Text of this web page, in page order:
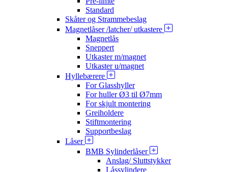
Standard
Skåter og Strammebeslag
Magnetlåser /latcher/ utkastere
Magnetlås
Sneppert
Utkaster m/magnet
Utkaster u/magnet
Hyllebærere
For Glasshyller
For huller Ø3 til Ø7mm
For skjult montering
Greiholdere
Stiftmontering
Supportbeslag
Låser
BMB Sylinderlåser
Anslag/ Sluttstykker
Låssylindere